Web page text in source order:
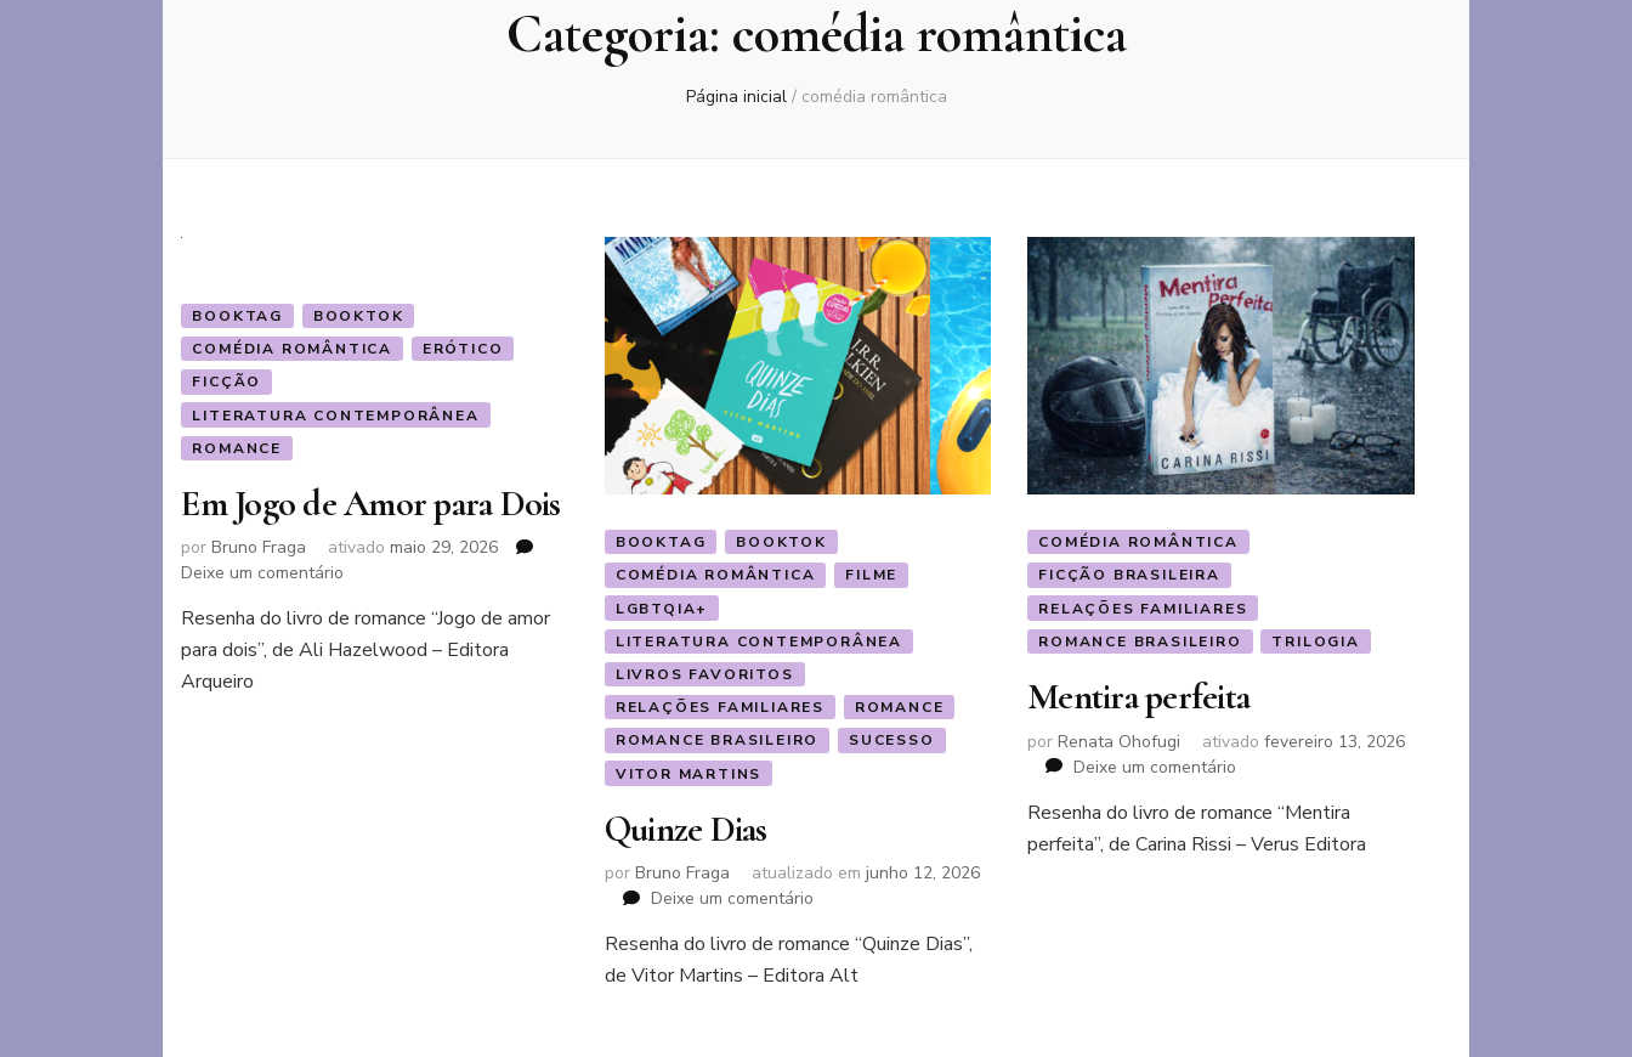
Categoria: comédia romântica
Página inicial / comédia romântica
BOOKTAG
BOOKTOK
COMÉDIA ROMÂNTICA
ERÓTICO
FICÇÃO
LITERATURA CONTEMPORÂNEA
ROMANCE
Em Jogo de Amor para Dois
porBruno Fraga ativadomaio 29, 2026
Deixe um comentário
Jogo
de
Resenha do livro de romance “Jogo de amor
para dois”, de Ali Hazelwood – Editora
Arqueiro
BOOKTAG
BOOKTOK
COMÉDIA ROMÂNTICA
FILME
LGBTQIA+
LITERATURA CONTEMPORÂNEA
LIVROS FAVORITOS
RELAÇÕES FAMILIARES
ROMANCE
ROMANCE BRASILEIRO
SUCESSO
VITOR MARTINS
Quinze Dias
por Bruno Fraga atualizado em junho 12, 2026
Deixe um comentárioem
Dias
Resenha do livro de romance “Quinze Dias”,
de Vitor Martins – Editora Alt
COMÉDIA ROMÂNTICA
FICÇÃO BRASILEIRA
RELAÇÕES FAMILIARES
ROMANCE BRASILEIRO
TRILOGIA
Mentira perfeita
porRenata Ohofugi ativadofevereiro 13, 2026
Deixe um comentário
perfeita
Resenha do livro de romance “Mentira
perfeita”, de Carina Rissi – Verus Editora